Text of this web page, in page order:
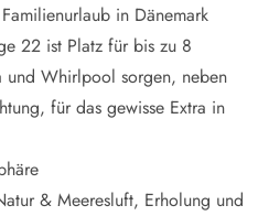
in Dänemark
22 ist Platz für bis zu 8
und Whirlpool sorgen, neben
für das gewisse Extra in
& Meeresluft, Erholung und